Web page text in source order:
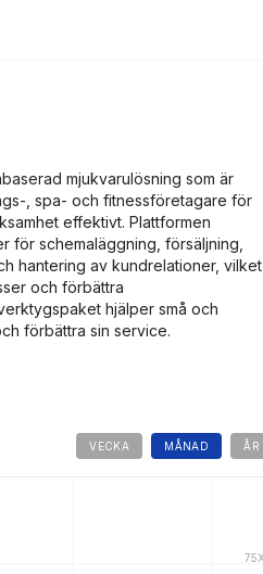
mjukvarulösning som är
, spa- och fitnessföretagare för
effektivt. Plattformen
för schemaläggning, försäljning,
hantering av kundrelationer, vilket
och förbättra
hjälper små och
förbättra sin service.
VECKA MÅNAD ÅR